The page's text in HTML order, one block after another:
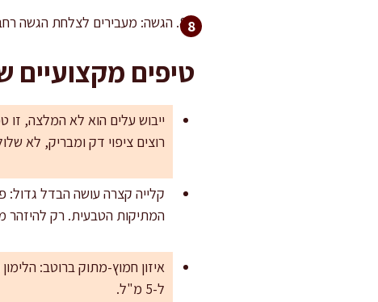
הגשה: מעבירים לצלחת הגשה
טיפים מקצועיים
ייבוש עלים הוא לא המלצה, זו
רוצים ציפוי דק ומבריק, לא
קלייה קצרה עושה הבדל
המתיקות הטבעית. רק להיזהר
איזון חמוץ-מתוק ברוטב:
ל-5 מ"ל.